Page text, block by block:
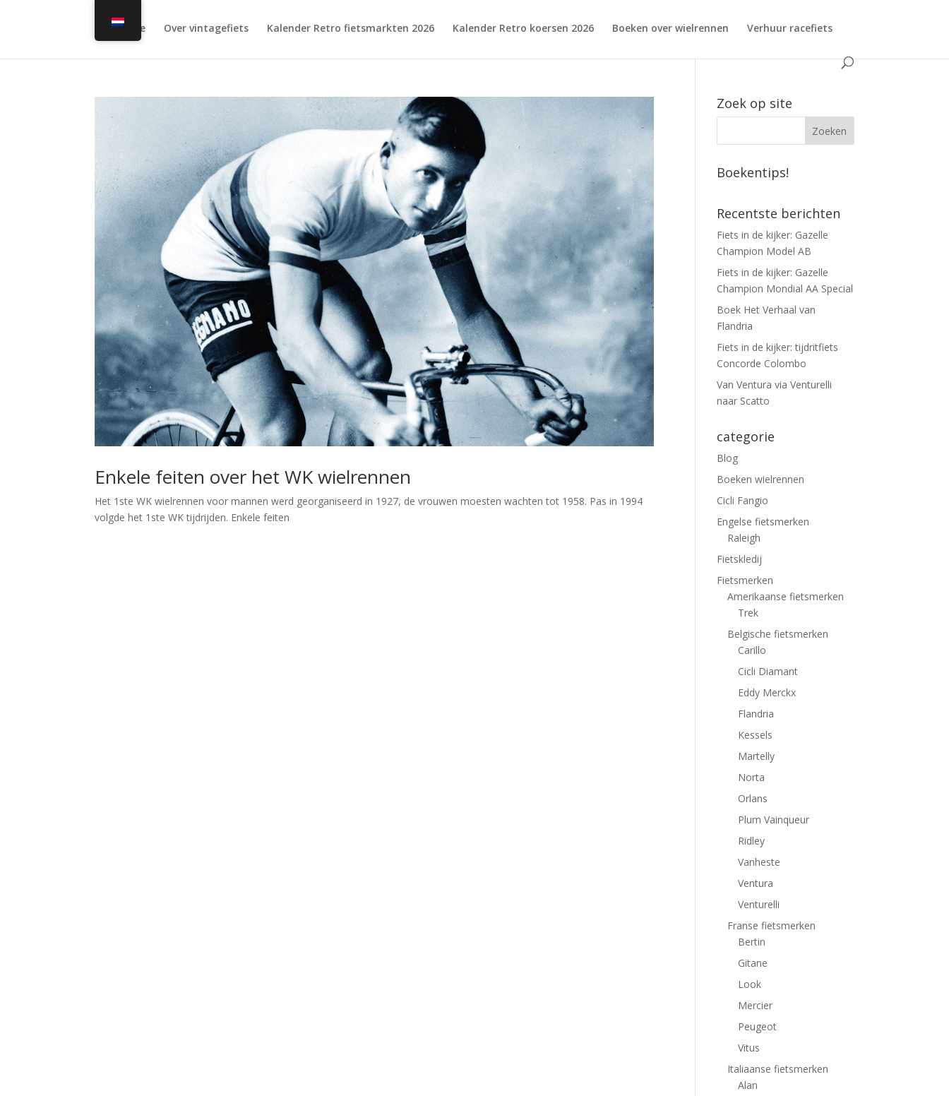
Home Over vintagefiets Kalender Retro fietsmarkten 2026 Kalender Retro koersen 2026 Boeken over wielrennen Verhuur racefiets
Enkele feiten over het WK wielrennen
Het 1ste WK wielrennen voor mannen werd georganiseerd in 1927, de vrouwen moesten wachten tot 1958. Pas in 1994
volgde het 1ste WK tijdrijden. Enkele feiten
Zoek op site
Boekentips!
Recentste berichten
Fiets in de kijker: Gazelle
Champion Model AB
Fiets in de kijker: Gazelle
Champion Mondial AA Special
Boek Het Verhaal van
Flandria
Fiets in de kijker: tijdritfiets
Concorde Colombo
Van Ventura via Venturelli
naar Scatto
categorie
Blog
Boeken wielrennen
Cicli Fangio
Engelse fietsmerken
Raleigh
Fietskledij
Fietsmerken
Amerikaanse fietsmerken
Trek
Belgische fietsmerken
Carillo
Cicli Diamant
Eddy Merckx
Flandria
Kessels
Martelly
Norta
Orlans
Plum Vainqueur
Ridley
Vanheste
Ventura
Venturelli
Franse fietsmerken
Bertin
Gitane
Look
Mercier
Peugeot
Vitus
Italiaanse fietsmerken
Alan